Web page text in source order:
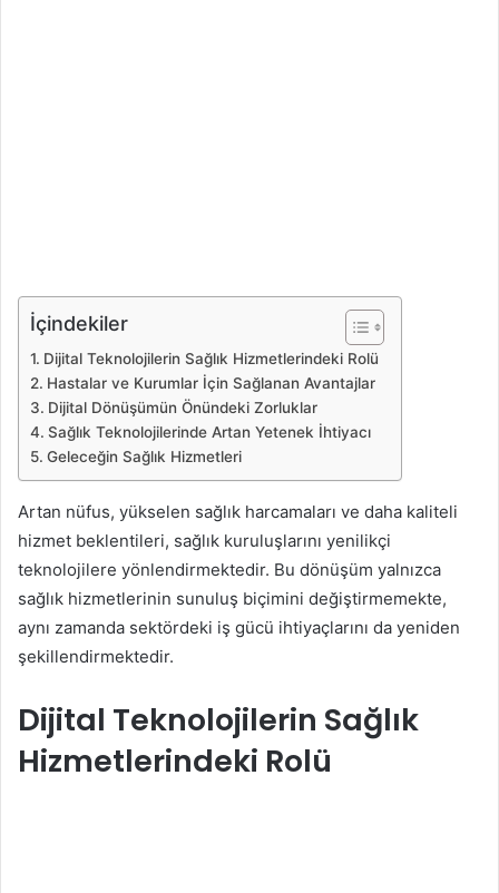
İçindekiler
Dijital Teknolojilerin Sağlık Hizmetlerindeki Rolü
Hastalar ve Kurumlar İçin Sağlanan Avantajlar
Dijital Dönüşümün Önündeki Zorluklar
Sağlık Teknolojilerinde Artan Yetenek İhtiyacı
Geleceğin Sağlık Hizmetleri
Artan nüfus, yükselen sağlık harcamaları ve daha kaliteli
hizmet beklentileri, sağlık kuruluşlarını yenilikçi
teknolojilere yönlendirmektedir. Bu dönüşüm yalnızca
sağlık hizmetlerinin sunuluş biçimini değiştirmemekte,
aynı zamanda sektördeki iş gücü ihtiyaçlarını da yeniden
şekillendirmektedir.
Dijital Teknolojilerin Sağlık
Hizmetlerindeki Rolü